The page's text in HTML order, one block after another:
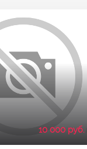
10 000 руб.